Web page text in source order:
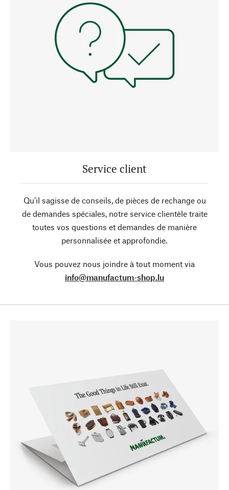
Service client
Qu’il sagisse de conseils, de pièces de rechange ou
de demandes spéciales, notre service clientèle traite
toutes vos questions et demandes de manière
personnalisée et approfondie.
Vous pouvez nous joindre à tout moment via
info@manufactum-shop.lu